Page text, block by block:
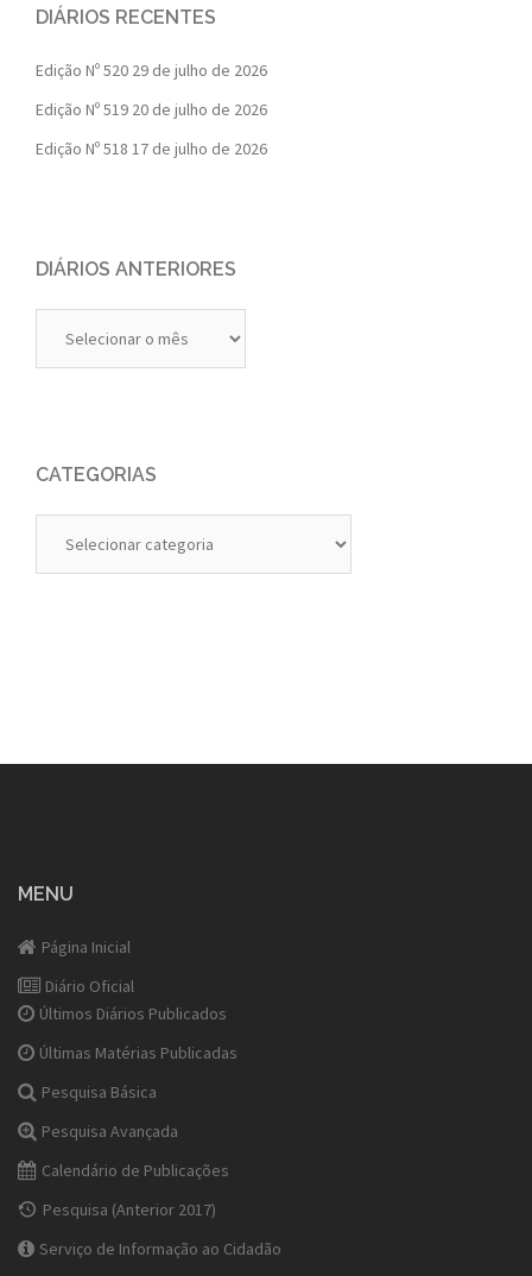
DIÁRIOS RECENTES
Edição Nº 520 29 de julho de 2026
Edição Nº 519 20 de julho de 2026
Edição Nº 518 17 de julho de 2026
DIÁRIOS ANTERIORES
Anteriores
CATEGORIAS
MENU
Página Inicial
Diário Oficial
Últimos Diários Publicados
Últimas Matérias Publicadas
Pesquisa Básica
Pesquisa Avançada
Calendário de Publicações
Pesquisa (Anterior 2017)
Serviço de Informação ao Cidadão